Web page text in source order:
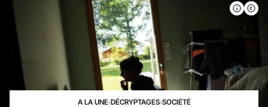
A LA UNE›DÉCRYPTAGES›SOCIÉTÉ